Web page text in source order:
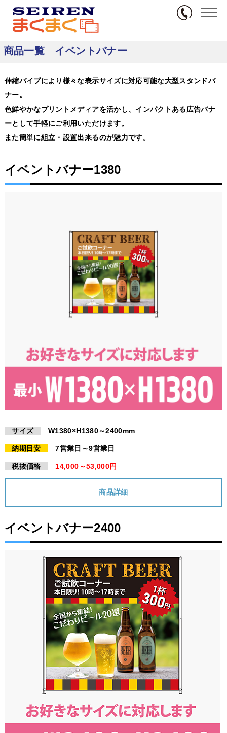
無料サンプル
TOP 商品カテゴリ一覧 商品一覧 イベントバナー
商品一覧 イベントバナー
伸縮パイプにより様々な表示サイズに対応可能な大型スタンドバ
ナー。
色鮮やかなプリントメディアを活かし、インパクトある広告バナ
ーとして手軽にご利用いただけます。
また簡単に組立・設置出来るのが魅力です。
イベントバナー1380
サイズ W1380×H1380～2400mm
納期目安 7営業日～9営業日
税抜価格 14,000～53,000円
商品詳細
イベントバナー2400